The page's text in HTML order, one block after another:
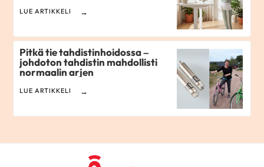
LUE ARTIKKELI
Pitkä tie tahdistinhoidossa –
johdoton tahdistin mahdollisti
normaalin arjen
LUE ARTIKKELI